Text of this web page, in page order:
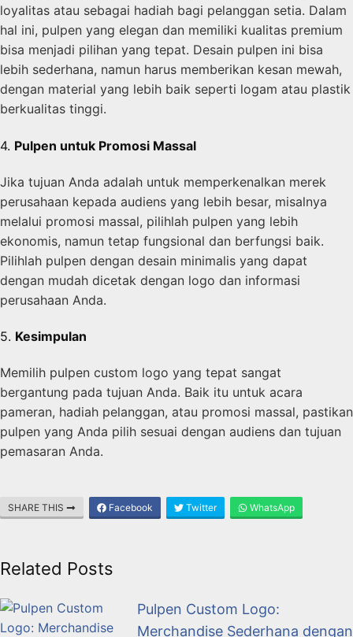
loyalitas atau sebagai hadiah bagi pelanggan setia. Dalam
hal ini, pulpen yang elegan dan memiliki kualitas premium
bisa menjadi pilihan yang tepat. Desain pulpen ini bisa
lebih sederhana, namun harus memberikan kesan mewah,
dengan material yang lebih baik seperti logam atau plastik
berkualitas tinggi.
4. Pulpen untuk Promosi Massal
Jika tujuan Anda adalah untuk memperkenalkan merek
perusahaan kepada audiens yang lebih besar, misalnya
melalui promosi massal, pilihlah pulpen yang lebih
ekonomis, namun tetap fungsional dan berfungsi baik.
Pilihlah pulpen dengan desain minimalis yang dapat
dengan mudah dicetak dengan logo dan informasi
perusahaan Anda.
5. Kesimpulan
Memilih pulpen custom logo yang tepat sangat
bergantung pada tujuan Anda. Baik itu untuk acara
pameran, hadiah pelanggan, atau promosi massal, pastikan
pulpen yang Anda pilih sesuai dengan audiens dan tujuan
pemasaran Anda.
SHARE THIS Facebook Twitter WhatsApp
Related Posts
Pulpen Custom Logo:
Merchandise Sederhana dengan